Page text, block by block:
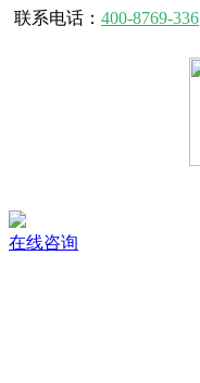
联系电话： 400-8769-336
在线咨询